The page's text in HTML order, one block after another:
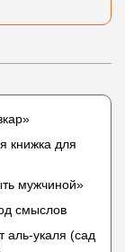
книжка для
мужчиной»
смыслов
аль-укаля (cад